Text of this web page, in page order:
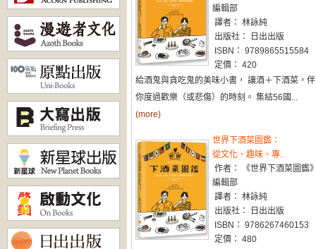
編輯部
譯者： 林詠純
出版社： 日出出版
ISBN： 9789865515584
定價： 420
給酒鬼與貪吃鬼的美味小書， 讓酒＋下酒菜，伴
你度過歡樂（或悲傷）的時刻。 集結56國...
(more)
世界下酒菜圖鑑：
從文化、趣味、專..
作者： 《世界下酒菜圖鑑
編輯部
譯者： 林詠純
出版社： 日出出版
ISBN： 9786267460153
定價： 480